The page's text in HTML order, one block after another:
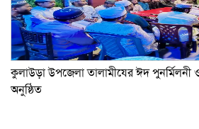
কুলাউড়া উপজেলা তালামীযের ঈদ পুনর্মিলনী
অনুষ্ঠিত